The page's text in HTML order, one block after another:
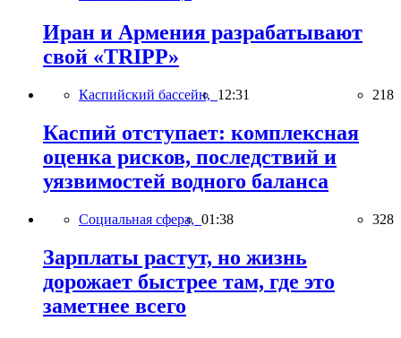
Иран и Армения разрабатывают
свой «TRIPP»
Каспийский бассейн, 12:31 218
Каспий отступает: комплексная
оценка рисков, последствий и
уязвимостей водного баланса
Социальная сфера, 01:38 328
Зарплаты растут, но жизнь
дорожает быстрее там, где это
заметнее всего